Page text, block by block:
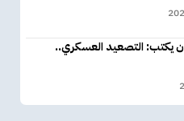
يكتب: التصعيد العسكري..